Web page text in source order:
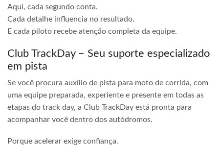
Aqui, cada segundo conta.
Cada detalhe influencia no resultado.
E cada piloto recebe atenção completa da equipe.
Club TrackDay – Seu suporte especializado
em pista
Se você procura auxílio de pista para moto de corrida, com
uma equipe preparada, experiente e presente em todas as
etapas do track day, a Club TrackDay está pronta para
acompanhar você dentro dos autódromos.
Porque acelerar exige confiança.